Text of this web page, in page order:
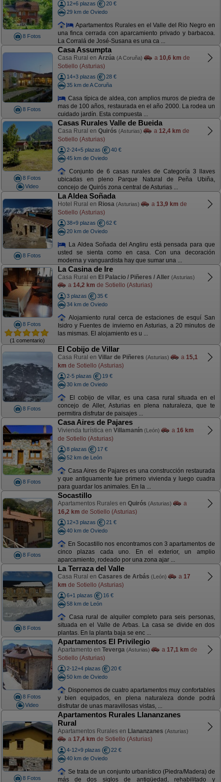
8 Fotos
12+6 plazas
20 €
29 km de Oviedo
Apartamentos Rurales en el Valle del Rio Negro en
una finca cerrada con aparcamiento privado y barbacoa.
La Corralá de José-Susana es una ca ...
8 Fotos
Casa Assumpta
Casa Rural en Arzúa (A Coruña) a 10,6 km de
Sotiello (Asturias)
14+3 plazas
28 €
35 km de A Coruña
Casa típica de aldea, con amplios muros de piedra de
mas de 100 años, restaurada en el año 2000. La rodea un
cuidado jardín. Esta compuesta ...
8 Fotos
Video
Casas Rurales Valle de Bueida
Casa Rural en Quirós (Asturias) a 12,4 km de
Sotiello (Asturias)
2-24+5 plazas
40 €
45 km de Oviedo
Conjunto de 6 casas rurales de Categoría 3 llaves
ubicadas en pleno Parque Natural de Peña Ubiña,
concejo de Quirós zona central de Asturias ...
8 Fotos
La Aldea Soñada
Hotel Rural en Riosa (Asturias) a 13,9 km de
Sotiello (Asturias)
38+9 plazas
62 €
20 km de Oviedo
La Aldea Soñada del Angliru está pensada para que
usted se sienta como en casa. Con una decoración
moderna y vanguardista hay que sumar una ...
8 Fotos
(1 comentario)
La Casina de Ire
Casa Rural en El Palacio / Piñeres / Aller (Asturias)
a 14,2 km de Sotiello (Asturias)
3 plazas
35 €
34 km de Oviedo
Alojamiento rural cerca de estaciones de esquí San
Isidro y Fuentes de invierno en Asturias, a 20 minutos de
las mismas. El alojamiento es u ...
8 Fotos
El Cobijo de Villar
Casa Rural en Villar de Piñeres (Asturias) a 15,1
km de Sotiello (Asturias)
2-5 plazas
19 €
30 km de Oviedo
El cobijo de villar, es una casa rural situada en el
concejo de Aller, Asturias en plena naturaleza, que te
permitira disfrutar de paisajes ...
8 Fotos
Casa Aires de Pajares
Vivienda turística en Villamanín (León) a 16 km
de Sotiello (Asturias)
8 plazas
17 €
52 km de León
Casa Aires de Pajares es una construcción restaurada
y que antiguamente fue primero vivienda y luego cuadra
para guardar los animales. En la ...
8 Fotos
Socastillo
Apartamentos Rurales en Quirós (Asturias)
a
16,2 km de Sotiello (Asturias)
12+3 plazas
21 €
40 km de Oviedo
En Socastillo nos encontramos con 3 apartamentos de
cinco plazas cada uno. En el exterior, un amplio
aparcamiento, rodeado por una zona ajar ...
8 Fotos
La Terraza del Valle
Casa Rural en Casares de Arbás (León) a 17
km de Sotiello (Asturias)
6+1 plazas
16 €
58 km de León
Casa rural de alquiler completo para seis personas,
situada en el Valle de Arbas. La casa se divide en dos
plantas. En la planta baja se enc ...
8 Fotos
Video
Apartamentos El Privilegio
Apartamento en Teverga (Asturias) a 17,1 km de
Sotiello (Asturias)
2-12+4 plazas
20 €
50 km de Oviedo
Disponemos de cuatro apartamentos muy confortables
y bien equipados, en plena naturaleza donde podrá
disfrutar de unas maravillosas vistas, ...
8 Fotos
Apartamentos Rurales Llananzanes
Rural
Apartamentos Rurales en Llananzanes (Asturias)
a 17,4 km de Sotiello (Asturias)
4-12+9 plazas
22 €
40 km de Oviedo
Se trata de un conjunto urbanístico (Piedra/Madera) de
más de dos siglos de antigüedad, rehabilitado y